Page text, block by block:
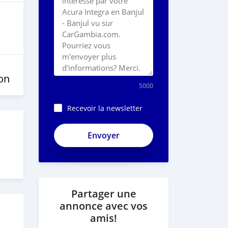
5000
Recevoir la newsletter
Partager une
annonce avec vos
amis!